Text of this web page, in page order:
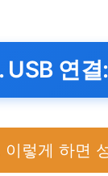
USB 연
렇게 하면